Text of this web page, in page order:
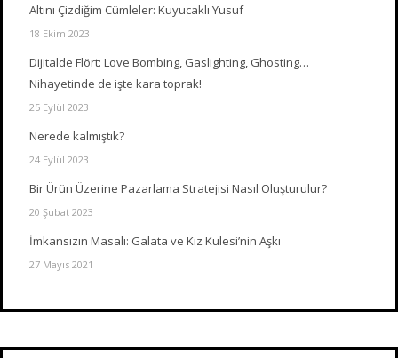
Altını Çizdiğim Cümleler: Kuyucaklı Yusuf
18 Ekim 2023
Dijitalde Flört: Love Bombing, Gaslighting, Ghosting…
Nihayetinde de işte kara toprak!
25 Eylül 2023
Nerede kalmıştık?
24 Eylül 2023
Bir Ürün Üzerine Pazarlama Stratejisi Nasıl Oluşturulur?
20 Şubat 2023
İmkansızın Masalı: Galata ve Kız Kulesi’nin Aşkı
27 Mayıs 2021